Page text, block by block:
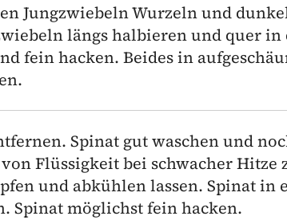
Jungzwiebeln Wurzeln und
längs halbieren und quer in
fein hacken. Beides in
Spinat gut waschen und
von Flüssigkeit bei schwacher
und abkühlen lassen. Spinat in
Spinat möglichst fein hacken.